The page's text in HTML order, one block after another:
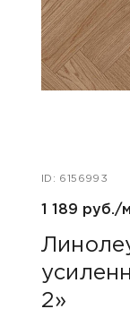
ID: 6156993
1 189 руб./м
2»